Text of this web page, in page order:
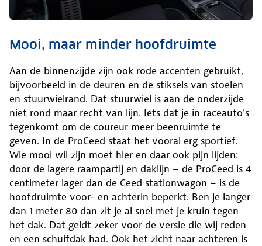
Mooi, maar minder hoofdruimte
Aan de binnenzijde zijn ook rode accenten gebruikt,
bijvoorbeeld in de deuren en de stiksels van stoelen
en stuurwielrand. Dat stuurwiel is aan de onderzijde
niet rond maar recht van lijn. Iets dat je in raceauto’s
tegenkomt om de coureur meer beenruimte te
geven. In de ProCeed staat het vooral erg sportief.
Wie mooi wil zijn moet hier en daar ook pijn lijden:
door de lagere raampartij en daklijn – de ProCeed is 4
centimeter lager dan de Ceed stationwagon – is de
hoofdruimte voor- en achterin beperkt. Ben je langer
dan 1 meter 80 dan zit je al snel met je kruin tegen
het dak. Dat geldt zeker voor de versie die wij reden
en een schuifdak had. Ook het zicht naar achteren is